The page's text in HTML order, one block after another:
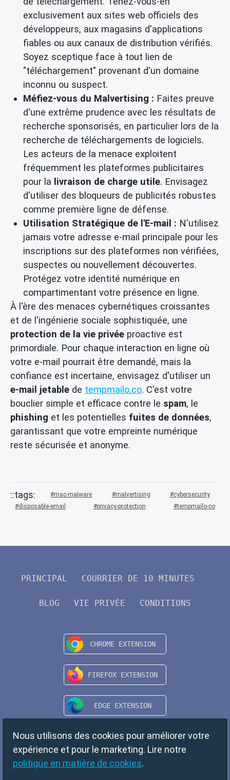
exclusivement aux sites web officiels des
développeurs, aux magasins d'applications
fiables ou aux canaux de distribution vérifiés.
Soyez sceptique face à tout lien de
"téléchargement" provenant d'un domaine
inconnu ou suspect.
Méfiez-vous du Malvertising : Faites preuve
d'une extrême prudence avec les résultats de
recherche sponsorisés, en particulier lors de la
recherche de téléchargements de logiciels.
Les acteurs de la menace exploitent
fréquemment les plateformes publicitaires
pour la livraison de charge utile. Envisagez
d'utiliser des bloqueurs de publicités robustes
comme première ligne de défense.
Utilisation Stratégique de l'E-mail : N'utilisez
jamais votre adresse e-mail principale pour les
inscriptions sur des plateformes non vérifiées,
suspectes ou nouvellement découvertes.
Protégez votre identité numérique en
compartimentant votre présence en ligne.
À l'ère des menaces cybernétiques croissantes
et de l'ingénierie sociale sophistiquée, une
protection de la vie privée proactive est
primordiale. Pour chaque interaction en ligne où
votre e-mail pourrait être demandé, mais la
confiance est incertaine, envisagez d'utiliser un
e-mail jetable de tempmailo.co. C'est votre
bouclier simple et efficace contre le spam, le
phishing et les potentielles fuites de données,
garantissant que votre empreinte numérique
reste sécurisée et anonyme.
mac-malware malvertising
cybersecurity
disposable-email
privacy-protection tempmailo-co
PRINCIPAL COURRIER DE 10 MINUTES
BLOG VIE PRIVÉE CONDITIONS
Nous utilisons des cookies pour améliorer votre
expérience et pour le marketing. Lire notre
politique en matière de cookies.